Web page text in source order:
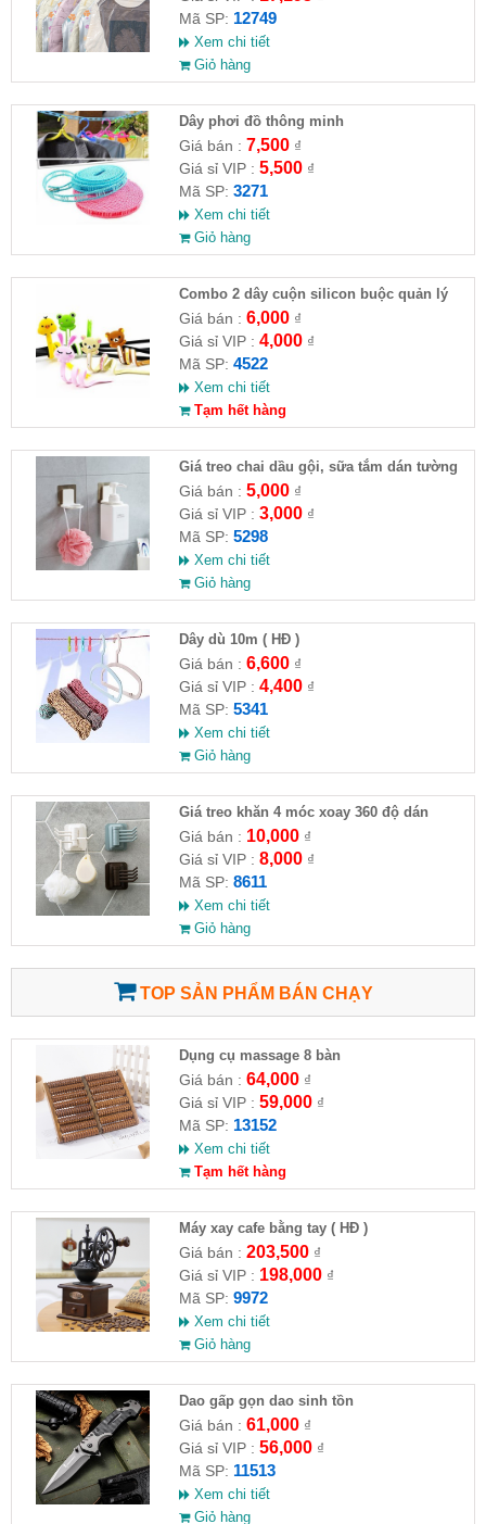
Mã SP: 12749
Xem chi tiết
Giỏ hàng
Dây phơi đồ thông minh
Giá bán : 7,500₫
Giá sỉ VIP : 5,500₫
Mã SP: 3271
Xem chi tiết
Giỏ hàng
Combo 2 dây cuộn silicon buộc quản lý
dây cáp điện
Giá bán : 6,000₫
Giá sỉ VIP : 4,000₫
Mã SP: 4522
Xem chi tiết
Tạm hết hàng
Giá treo chai dầu gội, sữa tắm dán tường
Giá bán : 5,000₫
Giá sỉ VIP : 3,000₫
Mã SP: 5298
Xem chi tiết
Giỏ hàng
Dây dù 10m ( HĐ )
Giá bán : 6,600₫
Giá sỉ VIP : 4,400₫
Mã SP: 5341
Xem chi tiết
Giỏ hàng
Giá treo khăn 4 móc xoay 360 độ dán
tường
Giá bán : 10,000₫
Giá sỉ VIP : 8,000₫
Mã SP: 8611
Xem chi tiết
Giỏ hàng
TOP SẢN PHẨM BÁN CHẠY
Dụng cụ massage 8 bàn
Giá bán : 64,000₫
Giá sỉ VIP : 59,000₫
Mã SP: 13152
Xem chi tiết
Tạm hết hàng
Máy xay cafe bằng tay ( HĐ )
Giá bán : 203,500₫
Giá sỉ VIP : 198,000₫
Mã SP: 9972
Xem chi tiết
Giỏ hàng
Dao gấp gọn dao sinh tồn
Giá bán : 61,000₫
Giá sỉ VIP : 56,000₫
Mã SP: 11513
Xem chi tiết
Giỏ hàng